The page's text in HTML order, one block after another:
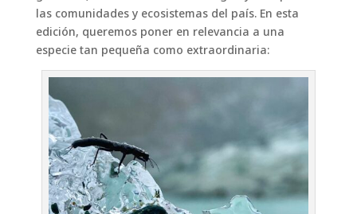
las comunidades y ecosistemas del país. En esta
edición, queremos poner en relevancia a una
especie tan pequeña como extraordinaria: